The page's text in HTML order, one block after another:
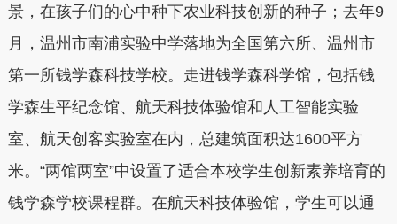
景，在孩子们的心中种下农业科技创新的种子；去年9
月，温州市南浦实验中学落地为全国第六所、温州市
第一所钱学森科技学校。走进钱学森科学馆，包括钱
学森生平纪念馆、航天科技体验馆和人工智能实验
室、航天创客实验室在内，总建筑面积达1600平方
米。“两馆两室”中设置了适合本校学生创新素养培育的
钱学森学校课程群。在航天科技体验馆，学生可以通